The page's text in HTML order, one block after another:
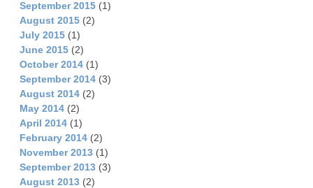
September 2015 (1)
August 2015 (2)
July 2015 (1)
June 2015 (2)
October 2014 (1)
September 2014 (3)
August 2014 (2)
May 2014 (2)
April 2014 (1)
February 2014 (2)
November 2013 (1)
September 2013 (3)
August 2013 (2)